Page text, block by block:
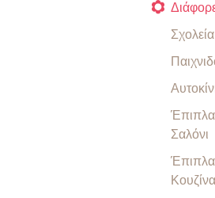
Έπιπλα
Σαλόνι
Έπιπλα
Κουζίνα